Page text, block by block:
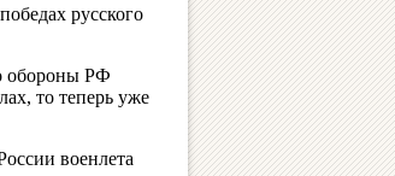
русского
обороны РФ
то теперь уже
военлета